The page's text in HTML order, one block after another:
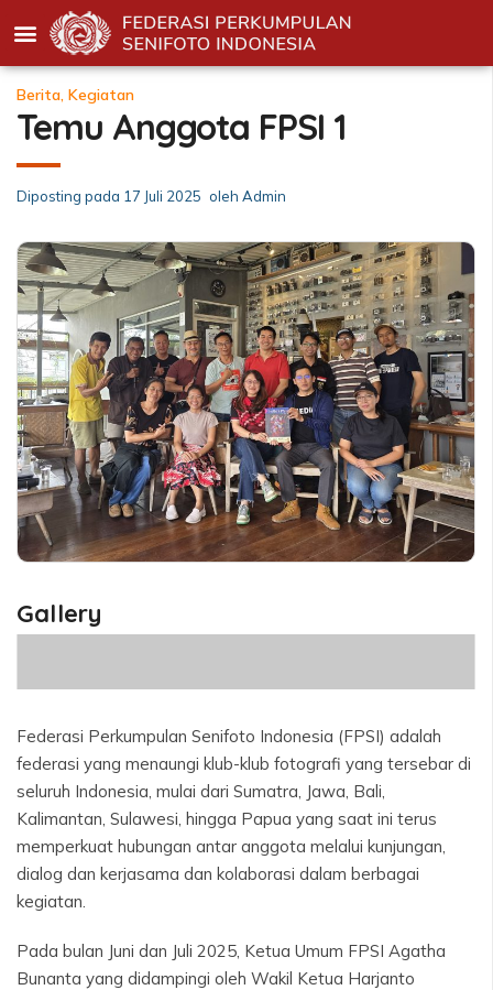
Berita, Kegiatan
Temu Anggota FPSI 1
Diposting pada 17 Juli 2025 oleh Admin
Gallery
SEFTI-2
PFIM-1
PFIM-2
PAF-1
PAF-2
Federasi Perkumpulan Senifoto Indonesia (FPSI) adalah
federasi yang menaungi klub-klub fotografi yang tersebar di
seluruh Indonesia, mulai dari Sumatra, Jawa, Bali,
Kalimantan, Sulawesi, hingga Papua yang saat ini terus
memperkuat hubungan antar anggota melalui kunjungan,
dialog dan kerjasama dan kolaborasi dalam berbagai
kegiatan.
Pada bulan Juni dan Juli 2025, Ketua Umum FPSI Agatha
Bunanta yang didampingi oleh Wakil Ketua Harjanto